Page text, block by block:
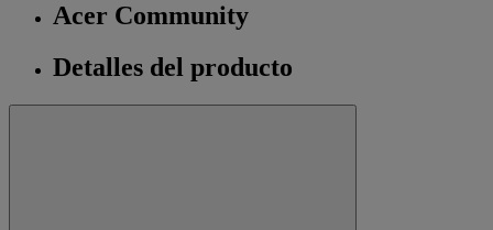
Acer Community
Detalles del producto